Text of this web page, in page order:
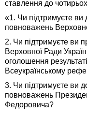
ставлення до
«1. Чи підтримуєте ви
повноважень
2. Чи підтримуєте ви
Верховної Ради
оголошення
Всеукраїнському
3. Чи підтримуєте ви
повноважень
Федоровича?